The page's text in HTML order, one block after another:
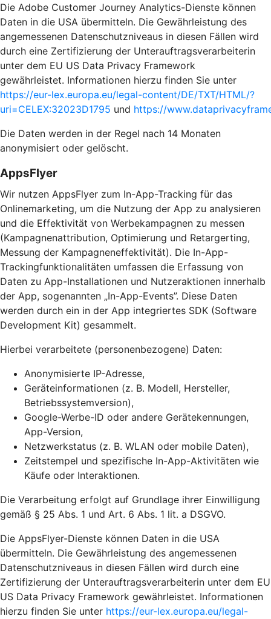
Die Adobe Customer Journey Analytics-Dienste können
Daten in die USA übermitteln. Die Gewährleistung des
angemessenen Datenschutzniveaus in diesen Fällen wird
durch eine Zertifizierung der Unterauftragsverarbeiterin
unter dem EU US Data Privacy Framework
gewährleistet. Informationen hierzu finden Sie unter
https://eur-lex.europa.eu/legal-content/DE/TXT/HTML/?
uri=CELEX:32023D1795 und https://
Die Daten werden in der Regel nach 14 Monaten
anonymisiert oder gelöscht.
AppsFlyer
Wir nutzen AppsFlyer zum In-App-Tracking für das
Onlinemarketing, um die Nutzung der App zu analysieren
und die Effektivität von Werbekampagnen zu messen
(Kampagnenattribution, Optimierung und Retargerting,
Messung der Kampagneneffektivität). Die In-App-
Trackingfunktionalitäten umfassen die Erfassung von
Daten zu App-Installationen und Nutzeraktionen innerhalb
der App, sogenannten „In-App-Events”. Diese Daten
werden durch ein in der App integriertes SDK (Software
Development Kit) gesammelt.
Hierbei verarbeitete (personenbezogene) Daten:
Anonymisierte IP-Adresse,
Geräteinformationen (z. B. Modell, Hersteller,
Betriebssystemversion),
Google-Werbe-ID oder andere Gerätekennungen,
App-Version,
Netzwerkstatus (z. B. WLAN oder mobile Daten),
Zeitstempel und spezifische In-App-Aktivitäten wie
Käufe oder Interaktionen.
Die Verarbeitung erfolgt auf Grundlage ihrer Einwilligung
gemäß § 25 Abs. 1 und Art. 6 Abs. 1 lit. a DSGVO.
Die AppsFlyer-Dienste können Daten in die USA
übermitteln. Die Gewährleistung des angemessenen
Datenschutzniveaus in diesen Fällen wird durch eine
Zertifizierung der Unterauftragsverarbeiterin unter dem EU
US Data Privacy Framework gewährleistet. Informationen
hierzu finden Sie unter https://eur-lex.europa.eu/legal-